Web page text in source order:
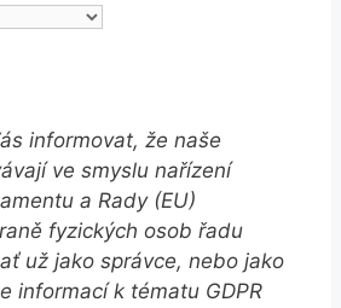
informovat, že naše
ve smyslu nařízení
a Rady (EU)
fyzických osob řadu
už jako správce, nebo jako
informací k tématu GDPR